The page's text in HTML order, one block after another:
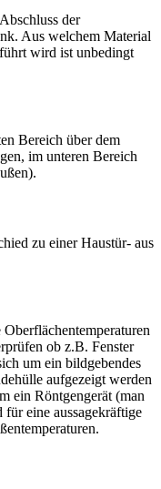
der
Aus welchem Material
wird ist unbedingt
Bereich über dem
im unteren Bereich
zu einer Haustür- aus
ob z.B. Fenster
um ein bildgebendes
aufgezeigt werden
ein Röntgengerät (man
eine aussagekräftige